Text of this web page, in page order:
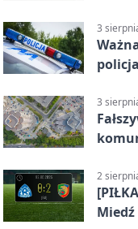
3
3
2